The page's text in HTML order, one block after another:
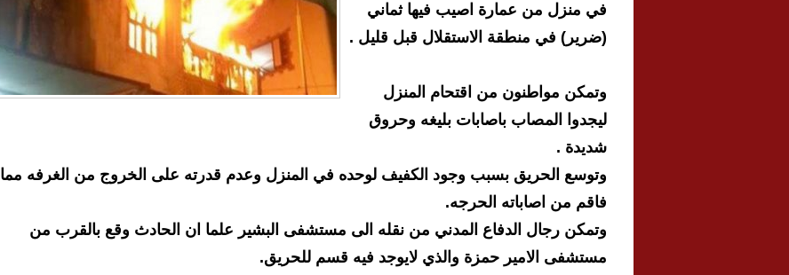
في منزل من عمارة اصيب فيها ثماني
(ضرير) في منطقة الاستقلال قبل قليل .
وتمكن مواطنون من اقتحام المنزل
ليجدوا المصاب باصابات بليغه وحروق
شديدة .
وتوسع الحريق بسبب وجود الكفيف لوحده في المنزل وعدم قدرته على الخروج من الغرفه مما
فاقم من اصاباته الحرجه.
وتمكن رجال الدفاع المدني من نقله الى مستشفى البشير علما ان الحادث وقع بالقرب من
مستشفى الامير حمزة والذي لايوجد فيه قسم للحريق.